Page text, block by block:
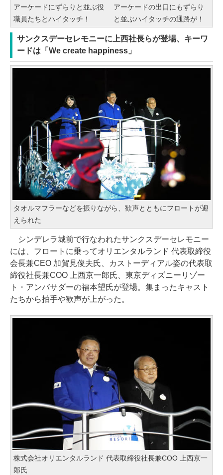
アーケードにずらりと並ぶ役
職員たちとハイタッチ！
アーケードの出口にもずらり
と並ぶハイタッチの通路が！
サンクスデーセレモニーに上西社長らが登場、キーワ
ードは「We create happiness」
タオルマフラーなどを振りながら、歓声とともにフロートが迎
えられた
シンデレラ城前で行なわれたサンクスデーセレモニー
には、フロートに乗ってオリエンタルランド 代表取締役
会長兼CEO 加賀見俊夫氏、カストーディアル姿の代表取
締役社長兼COO 上西京一郎氏、東京ディズニーリゾー
ト・アンバサダーの福本望氏が登場。集まったキャスト
たちから拍手や歓声が上がった。
株式会社オリエンタルランド 代表取締役社長兼COO 上西京一
郎氏